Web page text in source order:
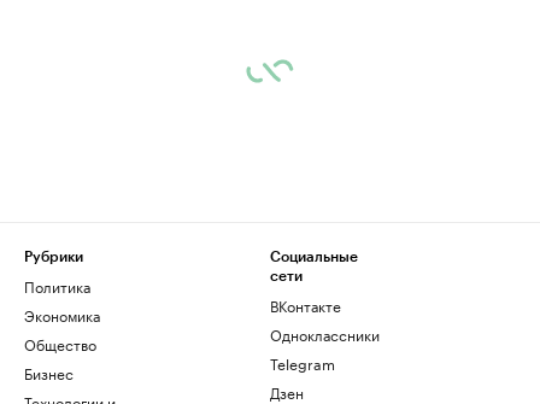
Рубрики
Политика
Экономика
Общество
Бизнес
Социальные
сети
ВКонтакте
Одноклассники
Telegram
Дзен